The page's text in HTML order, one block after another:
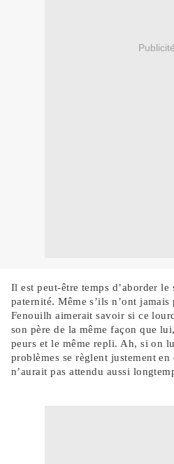
Publicité
Il est peut-être temps d’aborder le
paternité. Même s’ils n’ont
Fenouilh aimerait savoir si ce
son père de la même façon que
peurs et le même repli. Ah, si on
problèmes se règlent justement
n’aurait pas attendu aussi